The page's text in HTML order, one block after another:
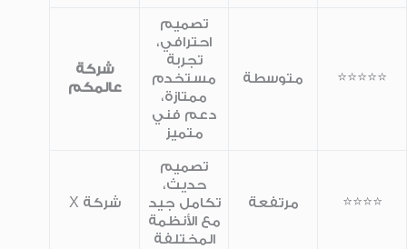
⭐⭐⭐⭐⭐ متوسطة
تصميم
احترافي،
تجربة
مستخدم
ممتازة،
دعم فني
متميز
شركة
عالمكم
⭐⭐⭐⭐ مرتفعة
تصميم
حديث،
تكامل جيد
مع الأنظمة
المختلفة
شركة X